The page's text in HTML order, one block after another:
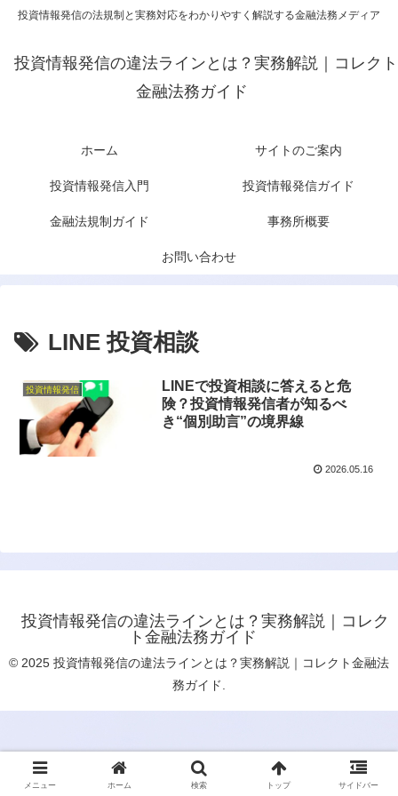
投資情報発信の法規制と実務対応をわかりやすく解説する金融法務メディア
投資情報発信の違法ラインとは？実務解説｜コレクト
金融法務ガイド
ホーム サイトのご案内
投資情報発信入門 投資情報発信ガイド
金融法規制ガイド 事務所概要
お問い合わせ
LINE 投資相談
投資情報発信
LINEで投資相談に答えると危
険？投資情報発信者が知るべ
き“個別助言”の境界線
2026.05.16
投資情報発信の違法ラインとは？実務解説｜コレク
ト金融法務ガイド
© 2025 投資情報発信の違法ラインとは？実務解説｜コレクト金融法
務ガイド.
メニュー ホーム 検索 トップ サイドバー